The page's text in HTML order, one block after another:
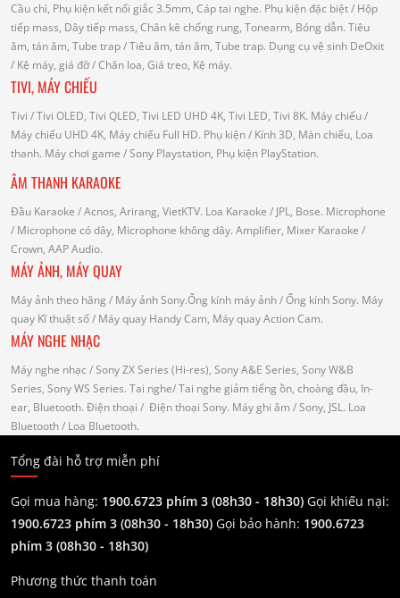
Cầu chì, Phụ kiện kết nối giắc 3.5mm, Cáp tai nghe. Phụ kiện đặc biệt/ Hộp
tiếp mass, Dây tiếp mass, Chân kê chống rung, Tonearm, Bóng dẫn. Tiêu
âm, tán âm, Tube trap/ Tiêu âm, tán âm, Tube trap. Dụng cụ vệ sinh DeOxit
/ Kệ máy, giá đỡ/ Chân loa, Giá treo, Kệ máy.
TIVI, MÁY CHIẾU
Tivi / Tivi OLED, Tivi QLED, Tivi LED UHD 4K, Tivi LED, Tivi 8K. Máy chiếu/
Máy chiếu UHD 4K, Máy chiếu Full HD. Phụ kiện/ Kính 3D, Màn chiếu, Loa
thanh. Máy chơi game / Sony Playstation, Phụ kiện PlayStation.
ÂM THANH KARAOKE
Đầu Karaoke / Acnos, Arirang, VietKTV. Loa Karaoke / JPL, Bose. Microphone
/ Microphone có dây, Microphone không dây. Amplifier, Mixer Karaoke /
Crown, AAP Audio.
MÁY ẢNH, MÁY QUAY
Máy ảnh theo hãng / Máy ảnh Sony.Ống kính máy ảnh / Ống kính Sony. Máy
quay Kĩ thuật số/ Máy quay Handy Cam, Máy quay Action Cam.
MÁY NGHE NHẠC
Máy nghe nhạc / Sony ZX Series (Hi-res), Sony A&E Series, Sony W&B
Series, Sony WS Series. Tai nghe/ Tai nghe giảm tiếng ồn, choàng đầu, In-
ear, Bluetooth. Điện thoại / Điện thoại Sony. Máy ghi âm / Sony, JSL. Loa
Bluetooth/ Loa Bluetooth.
Tổng đài hỗ trợ miễn phí
Gọi mua hàng: 1900.6723 phím 3 (08h30 - 18h30) Gọi khiếu nại:
1900.6723 phím 3 (08h30 - 18h30) Gọi bảo hành: 1900.6723
phím 3 (08h30 - 18h30)
Phương thức thanh toán